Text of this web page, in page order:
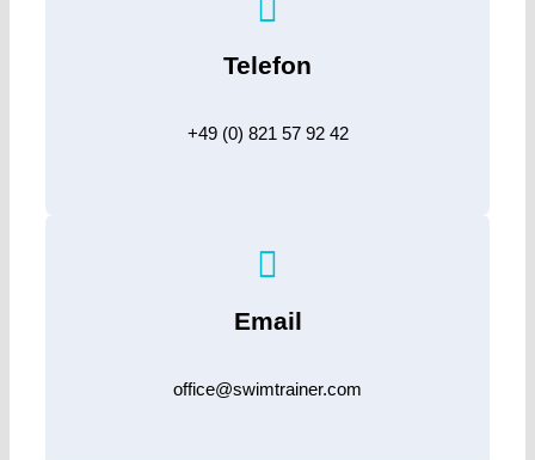
Telefon
+49 (0) 821 57 92 42
Email
office@swimtrainer.com